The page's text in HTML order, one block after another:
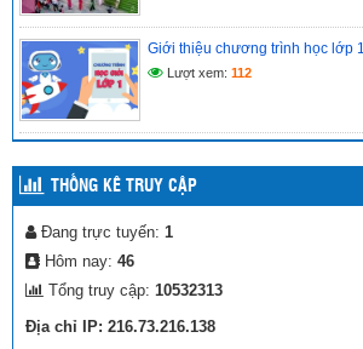
Giới thiệu chương trình học lớp 1
Lượt xem: 112
THỐNG KÊ TRUY CẬP
Đang trực tuyến: 1
Hôm nay: 46
Tổng truy cập: 10532313
Địa chỉ IP: 216.73.216.138